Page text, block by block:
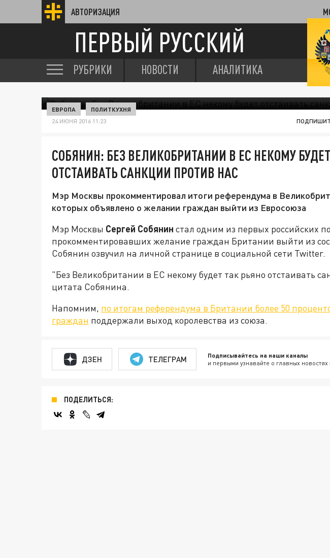
АВТОРИЗАЦИЯ
ПЕРВЫЙ РУССКИЙ
РУБРИКИ НОВОСТИ АНАЛИТИКА
ЕВРОПА ПОЛИТКУХНЯ
24 ИЮНЯ 2016 11:23
СОБЯНИН: БЕЗ ВЕЛИКОБРИТАНИИ В ЕС НЕКОМУ БУДЕТ
ОТСТАИВАТЬ САНКЦИИ ПРОТИВ НАС
Мэр Москвы прокомментировал итоги референдума в
которых объявлено о желании граждан выйти из Евросоюза
Мэр Москвы Сергей Собянин стал одним из первых российских
прокомментировавших желание граждан Британии выйти из
Собянин озвучил на личной странице в социальной сети Twitter.
"Без Великобритании в ЕС некому будет так рьяно отстаивать
цитата Собянина.
Напомним, по итогам референдума в Британии более 50
граждан поддержали выход королевства из союза.
ДЗЕН ТЕЛЕГРАМ Подписывайтесь на наши каналы
и первыми узнавайте о главных
ПОДЕЛИТЬСЯ: